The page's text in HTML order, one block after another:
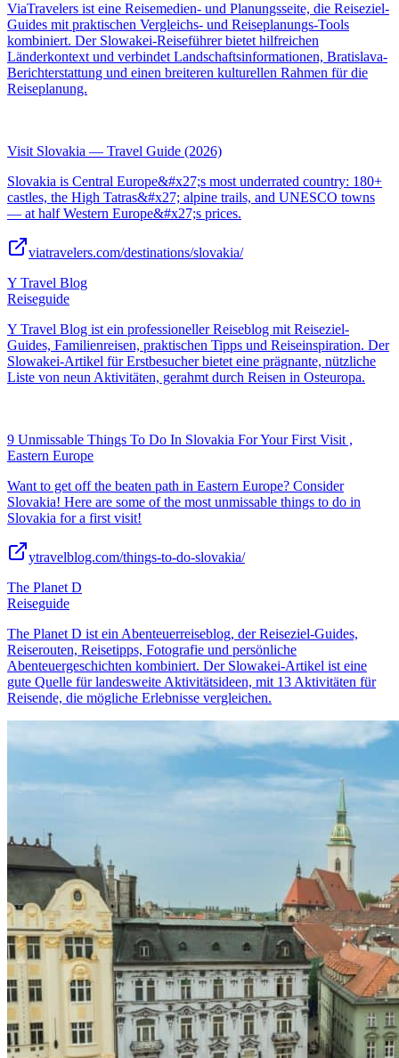
ViaTravelers ist eine Reisemedien- und Planungsseite, die Reiseziel-
Guides mit praktischen Vergleichs- und Reiseplanungs-Tools
kombiniert. Der Slowakei-Reiseführer bietet hilfreichen
Länderkontext und verbindet Landschaftsinformationen, Bratislava-
Berichterstattung und einen breiteren kulturellen Rahmen für die
Reiseplanung.
Visit Slovakia — Travel Guide (2026)
Slovakia is Central Europe&#x27;s most underrated country: 180+
castles, the High Tatras&#x27; alpine trails, and UNESCO towns
— at half Western Europe&#x27;s prices.
viatravelers.com/destinations/slovakia/
Y Travel Blog
Reiseguide
Y Travel Blog ist ein professioneller Reiseblog mit Reiseziel-
Guides, Familienreisen, praktischen Tipps und Reiseinspiration. Der
Slowakei-Artikel für Erstbesucher bietet eine prägnante, nützliche
Liste von neun Aktivitäten, gerahmt durch Reisen in Osteuropa.
9 Unmissable Things To Do In Slovakia For Your First Visit ,
Eastern Europe
Want to get off the beaten path in Eastern Europe? Consider
Slovakia! Here are some of the most unmissable things to do in
Slovakia for a first visit!
ytravelblog.com/things-to-do-slovakia/
The Planet D
Reiseguide
The Planet D ist ein Abenteuerreiseblog, der Reiseziel-Guides,
Reiserouten, Reisetipps, Fotografie und persönliche
Abenteuergeschichten kombiniert. Der Slowakei-Artikel ist eine
gute Quelle für landesweite Aktivitätsideen, mit 13 Aktivitäten für
Reisende, die mögliche Erlebnisse vergleichen.